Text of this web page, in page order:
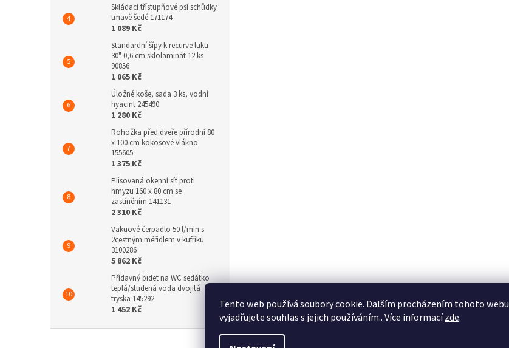
Tento web používá soubory cookie. Dalším procházením tohoto webu
vyjadřujete souhlas s jejich používáním.. Více informacízde.
Skládací třístupňové psí schůdky
tmavě šedé 171174
1 089 Kč
Standardní šípy k recurve luku
30" 0,6 cm sklolaminát 12 ks
90856
1 065 Kč
Úložné koše, sada 3 ks, vodní
hyacint 245490
1 280 Kč
Rohožka před dveře přírodní 80
x 100 cm kokosové vlákno
155605
1 375 Kč
Plisovaná okenní síť proti
hmyzu 160 x 80 cm se
zastíněním 141131
2 310 Kč
Vakuové čerpadlo 50 l/min s
2cestným měřidlem v kufříku
3100286
5 862 Kč
Přídavný bidet na WC sedátko
teplá/studená voda dvojitá
tryska 145292
1 452 Kč